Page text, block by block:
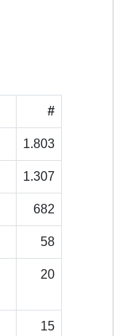
#
1.803
1.307
682
58
20
15